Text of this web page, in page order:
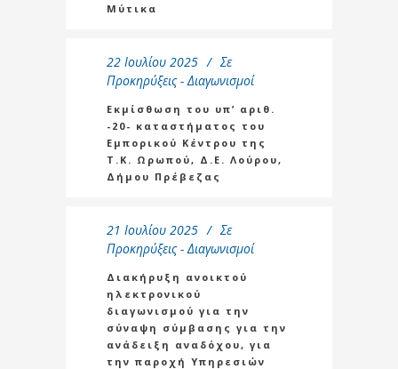
Μύτικα
22 Ιουλίου 2025
Σε
Προκηρύξεις - Διαγωνισμοί
Εκμίσθωση του υπ’ αριθ.
-20- καταστήματος του
Εμπορικού Κέντρου της
Τ.Κ. Ωρωπού, Δ.Ε. Λούρου,
Δήμου Πρέβεζας
21 Ιουλίου 2025
Σε
Προκηρύξεις - Διαγωνισμοί
Διακήρυξη ανοικτού
ηλεκτρονικού
διαγωνισμού για την
σύναψη σύμβασης για την
ανάδειξη αναδόχου, για
την παροχή Υπηρεσιών